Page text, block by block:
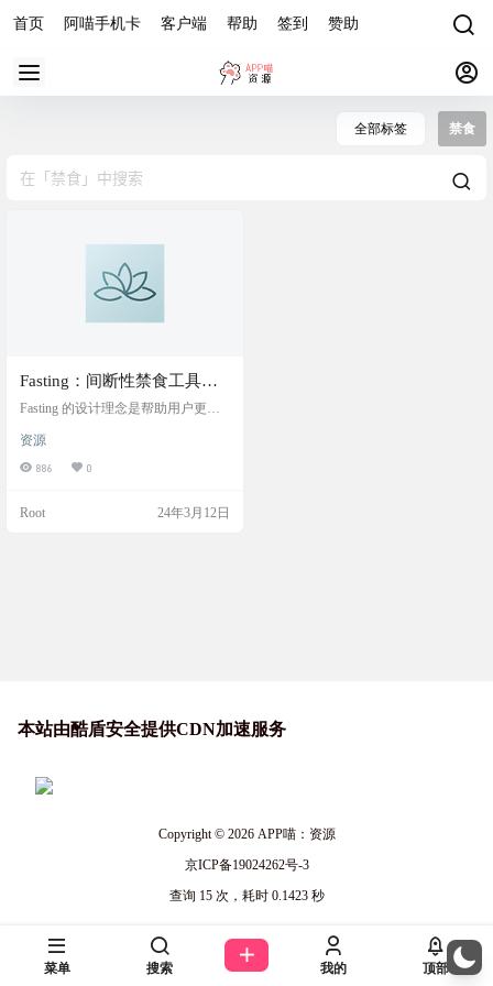
首页 阿喵手机卡 客户端 帮助 签到 赞助
全部标签 禁食
Fasting：间断性禁食工具
App
Fasting 的设计理念是帮助用户更有
nt Fasting），从而可能改善健康状
况。开发者 Akring 提供了这款应
禁食感兴趣，或者想要更好地控制
资源
886 0
Root 24年3月12日
本站由酷盾安全提供CDN加速服务
Copyright © 2026APP喵：资源
京ICP备19024262号-3
查询 15 次，耗时 0.1423 秒
菜单 搜索 我的 顶部